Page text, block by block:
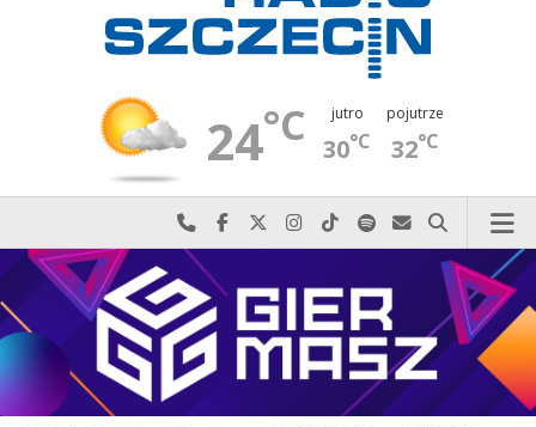
24°C jutro
30°C
pojutrze
32°C
Najlepiej po prostu do nas zadzwoń
Odwiedź nas na Facebook-u
Odwiedź nas na X
Odwiedź nas na Instagram-ie
Odwiedź nas na TikTok-u
Szukaj nas na Spotify
Wyślij do nas
Szukaj